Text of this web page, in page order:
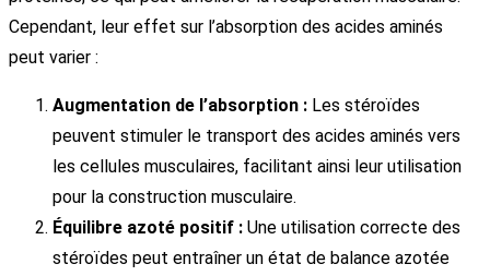
Cependant, leur effet sur l’absorption des acides aminés
peut varier :
Augmentation de l’absorption : Les stéroïdes
peuvent stimuler le transport des acides aminés vers
les cellules musculaires, facilitant ainsi leur utilisation
pour la construction musculaire.
Équilibre azoté positif : Une utilisation correcte des
stéroïdes peut entraîner un état de balance azotée